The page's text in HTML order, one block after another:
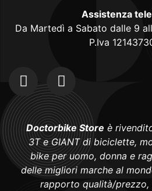
Assistenza
Da Martedì a Sabato dalle 9
P.Iva
Doctorbike Store è
3T e GIANT di biciclette,
bike per uomo, donna e
delle migliori marche al
rapporto qualità/prezzo,